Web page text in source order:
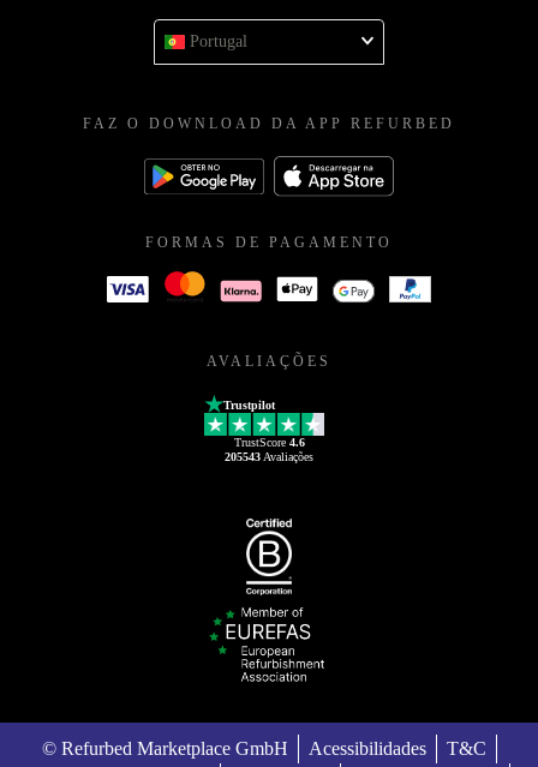
Portugal
AVALIAÇÕES
Trustpilot
TrustScore4.6
© Refurbed Marketplace GmbH Acessibilidades T&C